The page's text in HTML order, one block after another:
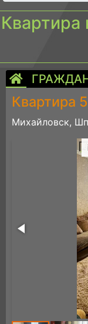
Квартира
Михайловск,